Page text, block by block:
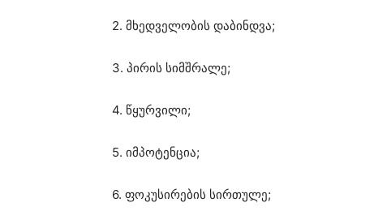
2. მხედველობის დაბინდვა;
3. პირის სიმშრალე;
4. წყურვილი;
5. იმპოტენცია;
6. ფოკუსირების სირთულე;